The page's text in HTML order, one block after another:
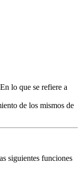
lo que se refiere a
de los mismos de
siguientes funciones